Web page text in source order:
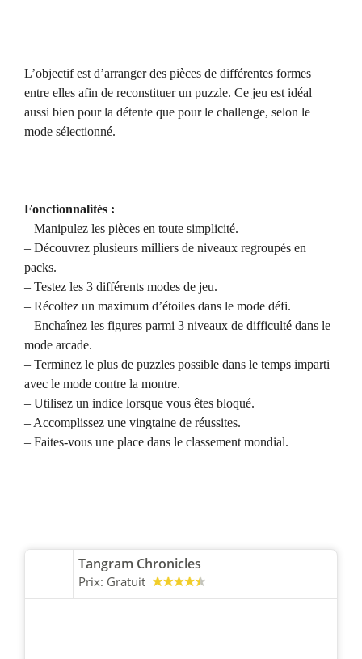
L’objectif est d’arranger des pièces de différentes formes
entre elles afin de reconstituer un puzzle. Ce jeu est idéal
aussi bien pour la détente que pour le challenge, selon le
mode sélectionné.
Fonctionnalités :
– Manipulez les pièces en toute simplicité.
– Découvrez plusieurs milliers de niveaux regroupés en
packs.
– Testez les 3 différents modes de jeu.
– Récoltez un maximum d’étoiles dans le mode défi.
– Enchaînez les figures parmi 3 niveaux de difficulté dans le
mode arcade.
– Terminez le plus de puzzles possible dans le temps imparti
avec le mode contre la montre.
– Utilisez un indice lorsque vous êtes bloqué.
– Accomplissez une vingtaine de réussites.
– Faites-vous une place dans le classement mondial.
Tangram Chronicles
Prix: Gratuit